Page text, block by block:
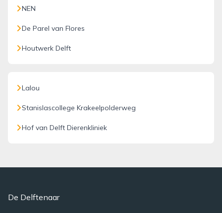
NEN
De Parel van Flores
Houtwerk Delft
Lalou
Stanislascollege Krakeelpolderweg
Hof van Delft Dierenkliniek
De Delftenaar